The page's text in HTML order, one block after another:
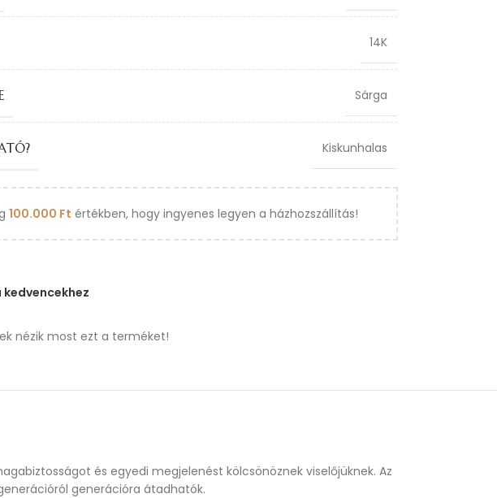
14K
Sárga
Kiskunhalas
100.000 Ft értékben, hogy ingyenes legyen a házhozszállítás!
nézik most ezt a terméket!
és egyedi megjelenést kölcsönöznek viselőjüknek. Az
generációra átadhatók.